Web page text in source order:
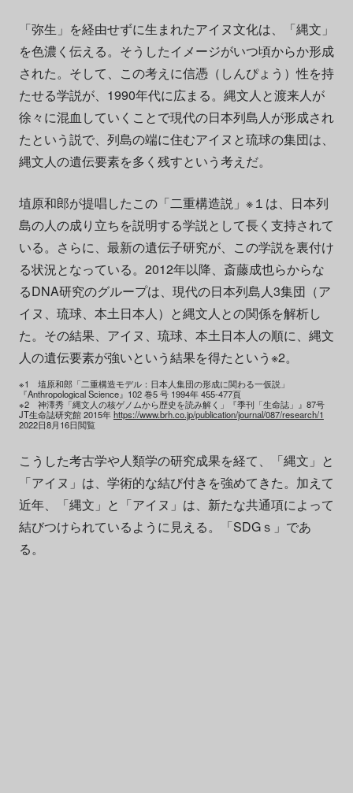
「弥生」を経由せずに生まれたアイヌ文化は、「縄文」
を色濃く伝える。そうしたイメージがいつ頃からか形成
された。そして、この考えに信憑（しんぴょう）性を持
たせる学説が、1990年代に広まる。縄文人と渡来人が
徐々に混血していくことで現代の日本列島人が形成され
たという説で、列島の端に住むアイヌと琉球の集団は、
縄文人の遺伝要素を多く残すという考えだ。
埴原和郎が提唱したこの「二重構造説」※１は、日本列
島の人の成り立ちを説明する学説として長く支持されて
いる。さらに、最新の遺伝子研究が、この学説を裏付け
る状況となっている。2012年以降、斎藤成也らからな
るDNA研究のグループは、現代の日本列島人3集団（ア
イヌ、琉球、本土日本人）と縄文人との関係を解析し
た。その結果、アイヌ、琉球、本土日本人の順に、縄文
人の遺伝要素が強いという結果を得たという※2。
※1 埴原和郎「二重構造モデル：日本人集団の形成に関わる一仮説」
『Anthropological Science』102 巻5 号 1994年 455-477頁
※2 神澤秀「縄文人の核ゲノムから歴史を読み解く」『季刊「生命誌」』87号
JT生命誌研究館 2015年https://www.brh.co.jp/publication/journal/087/research/1
2022日8月16日閲覧
こうした考古学や人類学の研究成果を経て、「縄文」と
「アイヌ」は、学術的な結び付きを強めてきた。加えて
近年、「縄文」と「アイヌ」は、新たな共通項によって
結びつけられているように見える。「SDGｓ」であ
る。